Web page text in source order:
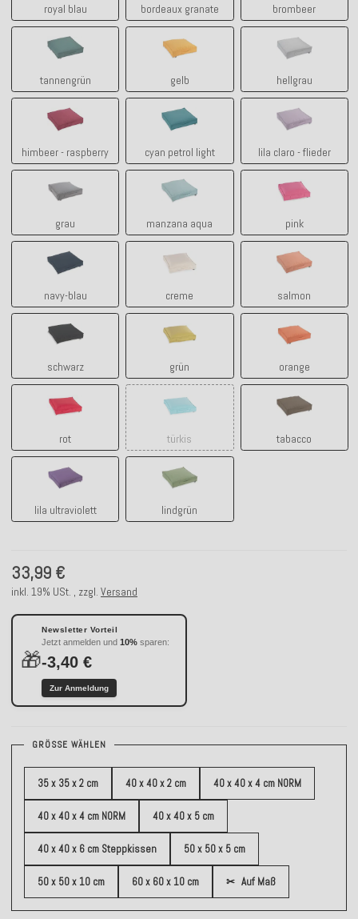
royal blau bordeaux granate brombeer
tannengrün
tannengrün
gelb hellgrau
hellgrau
himbeer - raspberry
himbeer - raspberry
cyan petrol light
cyan petrol light
lila claro - flieder
lila claro -
grau manzana aqua
manzana aqua
pink
navy-blau
navy-blau
creme salmon
salmon
schwarz
schwarz
grün orange
rot türkis tabacco
tabacco
lila ultraviolett
lila ultraviolett
lindgrün
lindgrün
33,99 €
inkl. 19% USt. , zzgl. Versand
🎁
Newsletter Vorteil
Jetzt anmelden und 10% sparen:
-3,40 €
Zur Anmeldung
GRÖSSE WÄHLEN
35 x 35 x 2 cm 40 x 40 x 2 cm 40 x 40 x 4 cm NORM
40 x 40 x 4 cm NORM 40 x 40 x 5 cm
40 x 40 x 6 cm Steppkissen 50 x 50 x 5 cm
50 x 50 x 10 cm 60 x 60 x 10 cm ✂ Auf Maß